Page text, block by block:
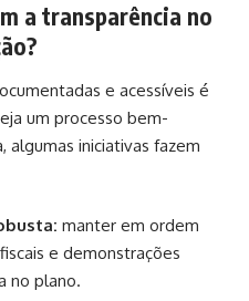
a transparência no
e acessíveis é
um processo bem-
algumas iniciativas fazem
manter em ordem
e demonstrações
no plano.